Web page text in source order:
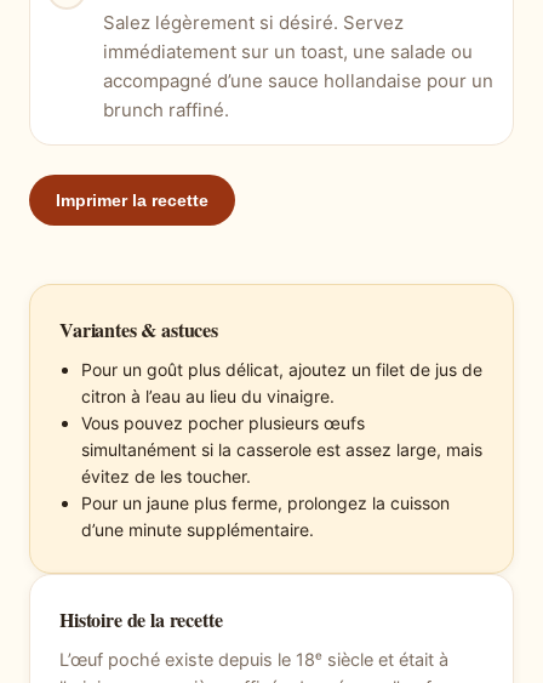
Salez légèrement si désiré. Servez
immédiatement sur un toast, une salade ou
accompagné d’une sauce hollandaise pour un
brunch raffiné.
Imprimer la recette
Variantes & astuces
Pour un goût plus délicat, ajoutez un filet de jus de
citron à l’eau au lieu du vinaigre.
Vous pouvez pocher plusieurs œufs
simultanément si la casserole est assez large, mais
évitez de les toucher.
Pour un jaune plus ferme, prolongez la cuisson
d’une minute supplémentaire.
Histoire de la recette
L’œuf poché existe depuis le 18ᵉ siècle et était à